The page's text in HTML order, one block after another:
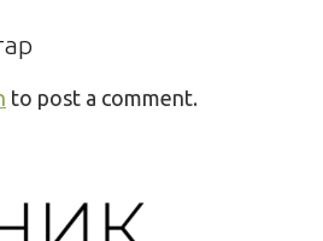
to post a comment.